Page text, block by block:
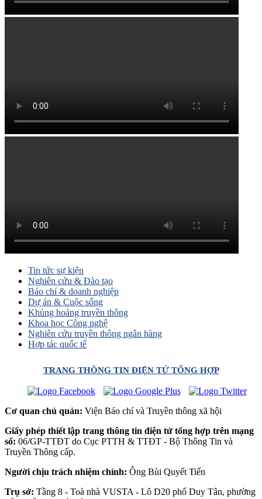
Tin tức sự kiện
Nghiên cứu & Đào tạo
Báo chí & doanh nghiệp
Dự án & Cuộc sống
Khủng hoảng truyền thông
Khoa học Công nghệ
Nghiên cứu truyền thông ngân hàng
Hợp tác quốc tế
TRANG THÔNG TIN ĐIỆN TỬ TỔNG HỢP
Cơ quan chủ quản: Viện Báo chí và Truyền thông xã hội
Giấy phép thiết lập trang thông tin điện tử tổng hợp trên mạng
số: 06/GP-TTĐT do Cục PTTH & TTĐT - Bộ Thông Tin và
Truyền Thông cấp.
Người chịu trách nhiệm chính: Ông Bùi Quyết Tiến
Trụ sở: Tầng 8 - Toà nhà VUSTA - Lô D20 phố Duy Tân, phường